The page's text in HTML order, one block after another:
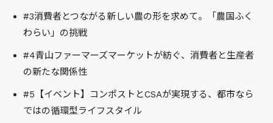
#3消費者とつながる新しい農の形を求めて。「農国ふく
わらい」の挑戦
#4青山ファーマーズマーケットが紡ぐ、消費者と生産者
の新たな関係性
#5【イベント】コンポストとCSAが実現する、都市なら
ではの循環型ライフスタイル